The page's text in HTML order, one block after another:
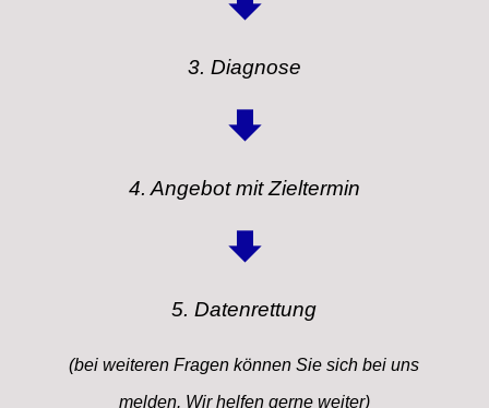
3. Diagnose
4. Angebot mit Zieltermin
5. Datenrettung
(bei weiteren Fragen können Sie sich bei uns
melden. Wir helfen gerne weiter)